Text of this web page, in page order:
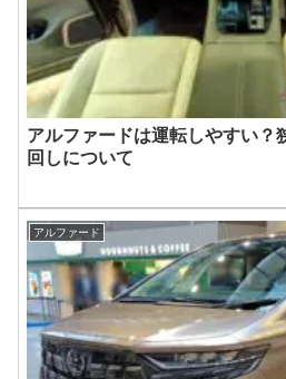
アルファードは運転しやすい？
回しについて
アルファード